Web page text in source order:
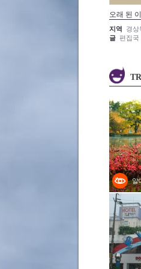
오래 된
지역
경상
글 편집국
알